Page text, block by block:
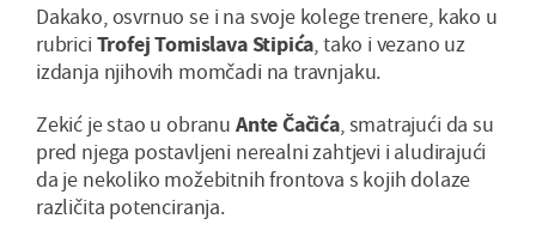
Dakako, osvrnuo se i na svoje kolege trenere, kako u
rubrici Trofej Tomislava Stipića, tako i vezano uz
izdanja njihovih momčadi na travnjaku.
Zekić je stao u obranu Ante Čačića, smatrajući da su
pred njega postavljeni nerealni zahtjevi i aludirajući
da je nekoliko možebitnih frontova s kojih dolaze
različita potenciranja.